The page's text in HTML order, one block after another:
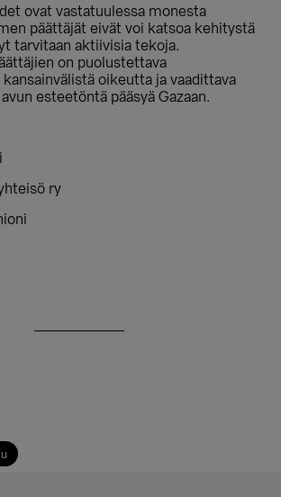
ovat vastatuulessa monesta
päättäjät eivät voi katsoa kehitystä
tarvitaan aktiivisia tekoja.
on puolustettava
oikeutta ja vaadittava
esteetöntä pääsyä Gazaan.
ry